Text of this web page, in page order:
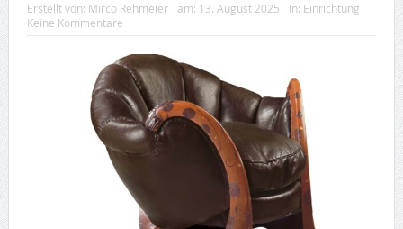
Erstellt von: Mirco Rehmeier am: 13. August 2025 In: Einrichtung
Keine Kommentare